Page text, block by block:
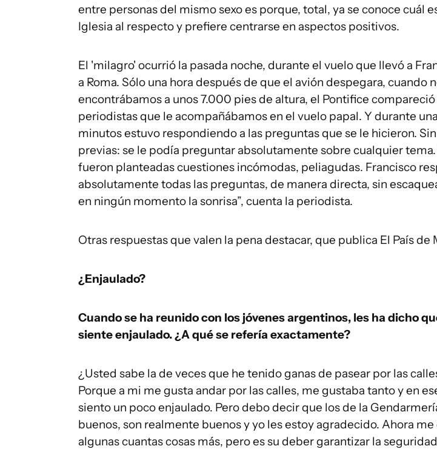
entre personas del mismo sexo es porque, total, ya se conoce cuál
Iglesia al respecto y prefiere centrarse en aspectos positivos.
El 'milagro' ocurrió la pasada noche, durante el vuelo que llevó a
a Roma. Sólo una hora después de que el avión despegara, cuando
encontrábamos a unos 7.000 pies de altura, el Pontifice compareció
periodistas que le acompañábamos en el vuelo papal. Y durante
minutos estuvo respondiendo a las preguntas que se le hicieron.
previas: se le podía preguntar absolutamente sobre cualquier tema.
fueron planteadas cuestiones incómodas, peliagudas. Francisco
absolutamente todas las preguntas, de manera directa, sin
en ningún momento la sonrisa”, cuenta la periodista.
Otras respuestas que valen la pena destacar, que publica El País de
¿Enjaulado?
Cuando se ha reunido con los jóvenes argentinos, les ha dicho
siente enjaulado. ¿A qué se refería exactamente?
¿Usted sabe la de veces que he tenido ganas de pasear por las
Porque a mi me gusta andar por las calles, me gustaba tanto y en
siento un poco enjaulado. Pero debo decir que los de la
buenos, son realmente buenos y yo les estoy agradecido. Ahora
algunas cuantas cosas más, pero es su deber garantizar la